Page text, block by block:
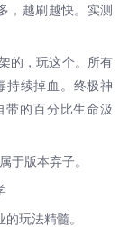
，越刷越快。实测
的，玩这个。所有
持续掉血。终极神
带的百分比生命汲
版本弃子。
玩法精髓。